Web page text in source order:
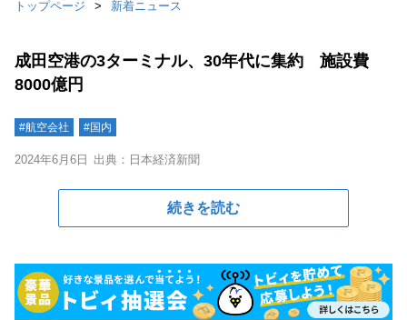
トップページ 新着ニュース
成田空港の3ターミナル、30年代に集約 施設費
8000億円
#航空会社 #国内
2024年6月6日 出典：日本経済新聞
続きを読む